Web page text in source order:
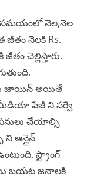
సమయంలో నెల,నెల
జీతం నెలకి Rs.
జీతం చెల్లిస్తారు.
జాయిన్ అయితే
మీడియా పేజీ ని సర్వే
చేయాల్సి
ని ఆన్లైన్
స్ట్రాంగ్
బయట జనాలకి